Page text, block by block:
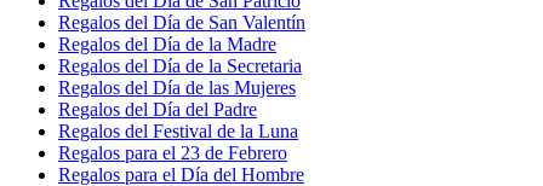
Regalos del Día de San Valentín
Regalos del Día de la Madre
Regalos del Día de la Secretaria
Regalos del Día de las Mujeres
Regalos del Día del Padre
Regalos del Festival de la Luna
Regalos para el 23 de Febrero
Regalos para el Día del Hombre